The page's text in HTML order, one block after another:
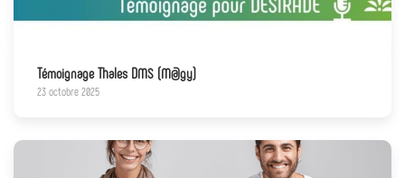
Témoignage Thales DMS (M@gy)
23 octobre 2025